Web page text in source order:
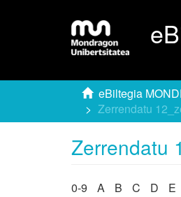
eBiltegia
Zerrendatu
Zerrendatu
0-9 A B C D E